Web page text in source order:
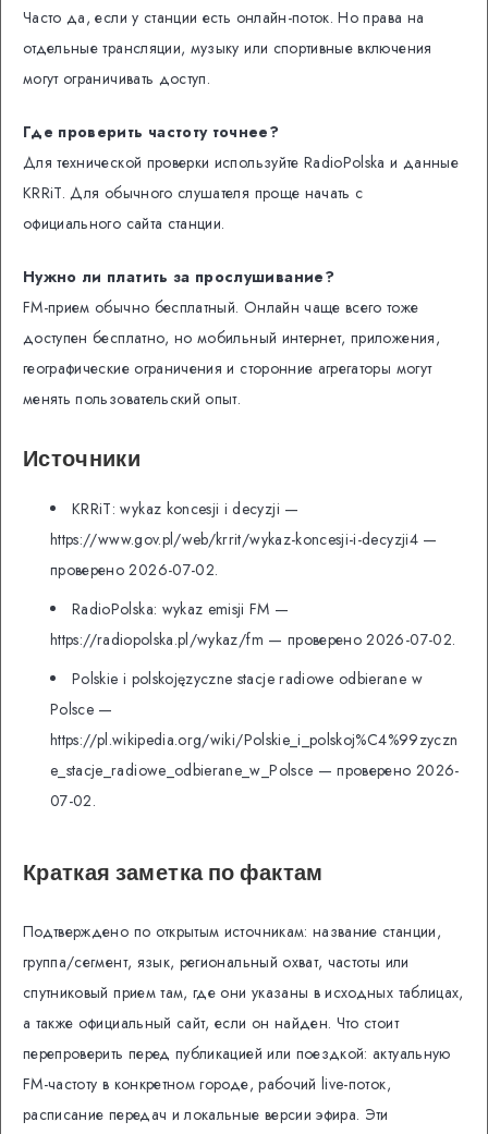
Часто да, если у станции есть онлайн-поток. Но права на
отдельные трансляции, музыку или спортивные включения
могут ограничивать доступ.
Где проверить частоту точнее?
Для технической проверки используйте RadioPolska и данные
KRRiT. Для обычного слушателя проще начать с
официального сайта станции.
Нужно ли платить за прослушивание?
FM-прием обычно бесплатный. Онлайн чаще всего тоже
доступен бесплатно, но мобильный интернет, приложения,
географические ограничения и сторонние агрегаторы могут
менять пользовательский опыт.
Источники
KRRiT: wykaz koncesji i decyzji —
https://www.gov.pl/web/krrit/wykaz-koncesji-i-decyzji4 —
проверено 2026-07-02.
RadioPolska: wykaz emisji FM —
https://radiopolska.pl/wykaz/fm — проверено 2026-07-02.
Polskie i polskojęzyczne stacje radiowe odbierane w
Polsce —
https://pl.wikipedia.org/wiki/Polskie_i_polskoj%C4%99zyczn
e_stacje_radiowe_odbierane_w_Polsce — проверено 2026-
07-02.
Краткая заметка по фактам
Подтверждено по открытым источникам: название станции,
группа/сегмент, язык, региональный охват, частоты или
спутниковый прием там, где они указаны в исходных таблицах,
а также официальный сайт, если он найден. Что стоит
перепроверить перед публикацией или поездкой: актуальную
FM-частоту в конкретном городе, рабочий live-поток,
расписание передач и локальные версии эфира. Эти